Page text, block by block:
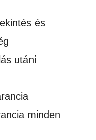
és
utáni
minden